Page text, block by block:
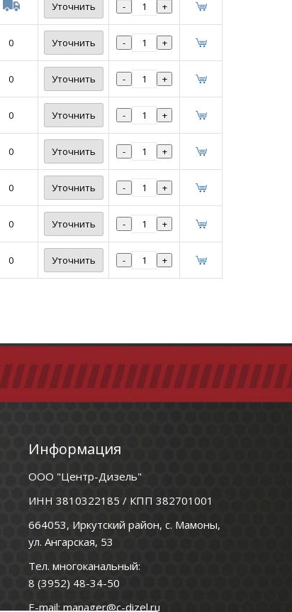
Уточнить - +
0 Уточнить - +
0 Уточнить - +
0 Уточнить - +
0 Уточнить - +
0 Уточнить - +
0 Уточнить - +
0 Уточнить - +
Информация
ООО "Центр-Дизель"
ИНН 3810322185 / КПП 382701001
664053, Иркутский район, с. Мамоны,
ул. Ангарская, 53
Тел. многоканальный:
8 (3952) 48-34-50
E-mail:manager@c-dizel.ru